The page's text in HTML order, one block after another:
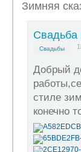
Зимняя
Свадьба
Свадьбы
Добрый
стиле
конечно